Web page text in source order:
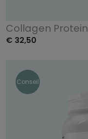
Collagen Protein
€ 32,50
Conseil